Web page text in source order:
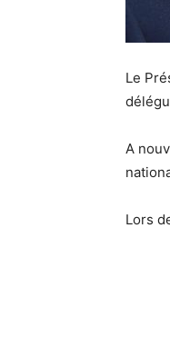
Le
A
Lors